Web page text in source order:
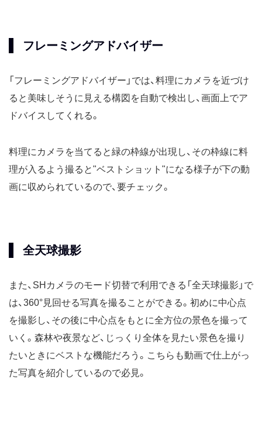
フレーミングアドバイザー
「フレーミングアドバイザー」では、料理にカメラを近づけ
ると美味しそうに見える構図を自動で検出し、画面上でア
ドバイスしてくれる。
料理にカメラを当てると緑の枠線が出現し、その枠線に料
理が入るよう撮ると"ベストショット"になる様子が下の動
画に収められているので、要チェック。
全天球撮影
また、SHカメラのモード切替で利用できる「全天球撮影」で
は、360°見回せる写真を撮ることができる。初めに中心点
を撮影し、その後に中心点をもとに全方位の景色を撮って
いく。森林や夜景など、じっくり全体を見たい景色を撮り
たいときにベストな機能だろう。こちらも動画で仕上がっ
た写真を紹介しているので必見。